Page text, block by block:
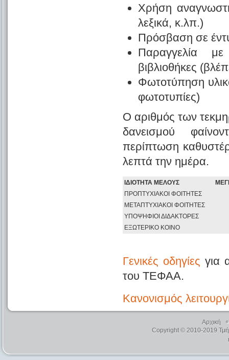
Χρήση
λεξικά, κ.λπ.)
Πρόσβαση σε
Παραγγελία
βιβλιοθήκες
Φωτοτύπηση
φωτοτυπίες)
Ο αριθμός των
δανεισμού
περίπτωση
λεπτά την ημέρα.
ΙΔΙΟΤΗΤΑ ΜΕΛΟΥΣ
ΠΡΟΠΤΥΧΙΑΚΟΙ ΦΟΙΤΗΤΕΣ
ΜΕΤΑΠΤΥΧΙΑΚΟΙ ΦΟΙΤΗΤΕΣ
ΥΠΟΨΗΦΙΟΙ ΔΙΔΑΚΤΟΡΕΣ
ΕΞΩΤΕΡΙΚΟ ΚΟΙΝΟ
Γενικές οδηγίες για
του ΤΕΦΑΑ.
Κανονισμός
Αρχική
Copyright © 2010-2019